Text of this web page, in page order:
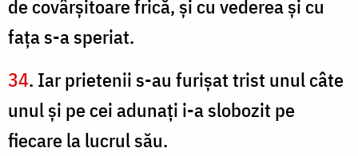
de covârşitoare frică, şi cu vederea şi cu
faţa s-a speriat.
34. Iar prietenii s-au furişat trist unul câte
unul şi pe cei adunaţi i-a slobozit pe
fiecare la lucrul său.